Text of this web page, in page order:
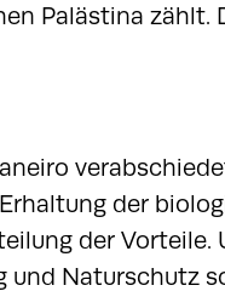
Palästina
der
der Vorteile.
und Naturschutz